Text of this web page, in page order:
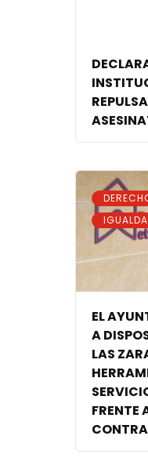
EL
A
LAS
FRENTE